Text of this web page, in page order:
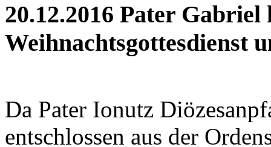
20.12.2016 Pater Gabriel
Weihnachtsgottesdienst
Da Pater Ionutz
entschlossen aus der